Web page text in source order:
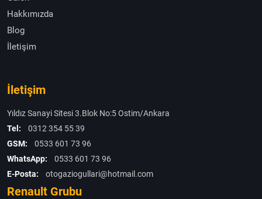
Hakkımızda
Blog
İletişim
İletişim
Yıldız Sanayi Sitesi 3.Blok No:5 Ostim/Ankara
Tel:
0312 354 55 39
GSM:
0533 601 73 96
WhatsApp:
0533 601 73 96
E-Posta:
otogaziogullari@hotmail.com
Renault Grubu